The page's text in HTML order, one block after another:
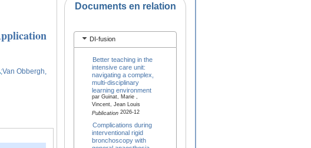
;Van Obbergh,
Documents en relation
DI-fusion
Better teaching in the
intensive care unit:
navigating a complex,
multi-disciplinary
learning environment
par Guinat, Marie ,
Vincent, Jean Louis
Publication2026-12
Complications during
interventional rigid
bronchoscopy with